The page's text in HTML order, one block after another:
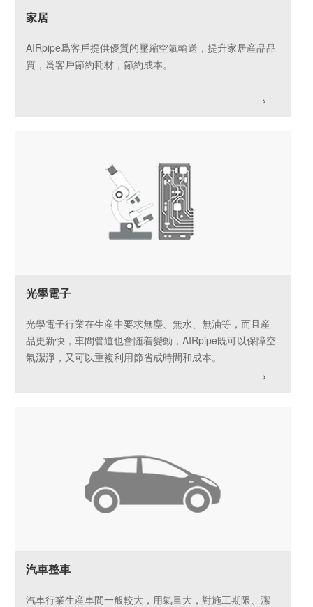
家居
AIRpipe爲客戶提供優質的壓縮空氣輸送，提升家居産品品
質，爲客戶節約耗材，節約成本。
光學電子
光學電子行業在生産中要求無塵、無水、無油等，而且産
品更新快，車間管道也會随着變動，AIRpipe既可以保障空
氣潔淨，又可以重複利用節省成時間和成本。
汽車整車
汽車行業生産車間一般較大，用氣量大，對施工期限、潔